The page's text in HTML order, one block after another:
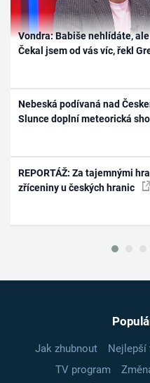
Vondra: Babiše nehlídáte,
Čekal jsem od vás víc, řekl
Nebeská podívaná nad
Slunce doplní meteorická
REPORTÁŽ: Za tajemnými
zříceniny u českých hranic
Jak zhubnout Nejlepší
TV program